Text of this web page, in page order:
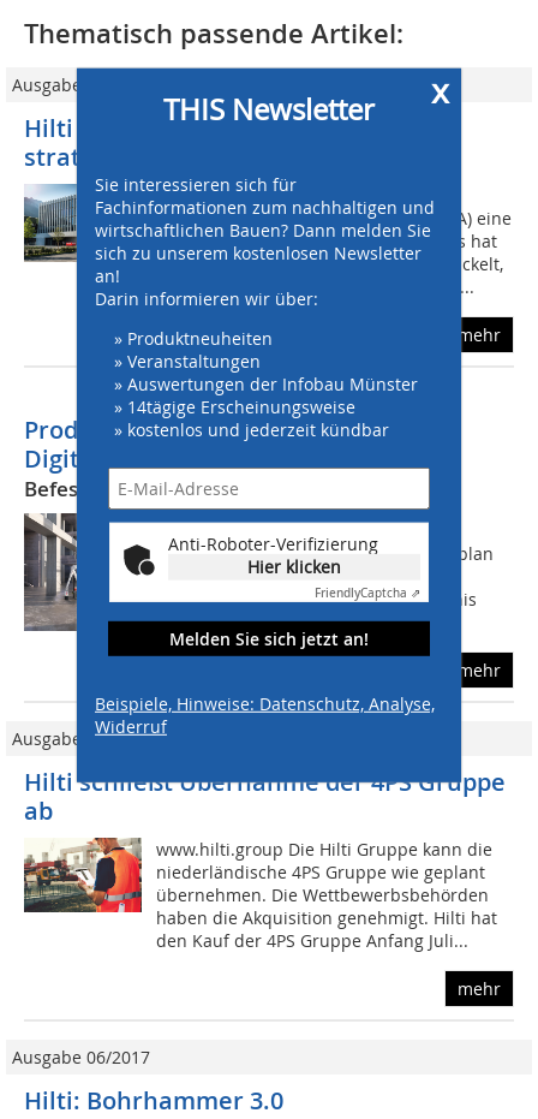
x
THIS Newsletter
Sie interessieren sich für
Fachinformationen zum nachhaltigen und
wirtschaftlichen Bauen? Dann melden Sie
sich zu unserem kostenlosen Newsletter
an!
Darin informieren wir über:
» Produktneuheiten
» Veranstaltungen
» Auswertungen der Infobau Münster
» 14tägige Erscheinungsweise
» kostenlos und jederzeit kündbar
Anti-Roboter-Verifizierung
Hier klicken
FriendlyCaptcha ⇗
Melden Sie sich jetzt an!
Beispiele, Hinweise: Datenschutz, Analyse,
Widerruf
Thematisch passende Artikel:
Ausgabe 04/2023
Hilti und Canvas vereinbaren
strategische Partnerschaft
www.hilti.group Hilti geht mit dem
Baurobotik-Unternehmen Canvas (USA) eine
strategische Partnerschaft ein. Canvas hat
eine Trockenbau-Roboterlösung entwickelt,
die neue Wege des Bauens ermöglich...
mehr
Produktivität und Sicherheit durch
Digitalisierung und Automatisierung
Befestigungsroboter BauBot von fischer
Durch die Anwendung des BauBot in
Kombination mit einem digitalen Bauplan
lassen sich Baustellenabläufe nahezu
vollständig automatisieren. Im Ergebnis
erhöht der Einsatz des Roboters die...
mehr
Ausgabe 11-12/2023
Hilti schließt Übernahme der 4PS Gruppe
ab
www.hilti.group Die Hilti Gruppe kann die
niederländische 4PS Gruppe wie geplant
übernehmen. Die Wettbewerbsbehörden
haben die Akquisition genehmigt. Hilti hat
den Kauf der 4PS Gruppe Anfang Juli...
mehr
Ausgabe 06/2017
Hilti: Bohrhammer 3.0